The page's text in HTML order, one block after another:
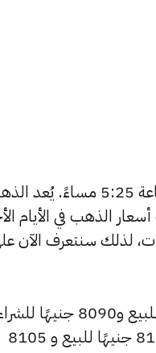
يبحث الكثيرون عن سعر الذهب اليوم في مصر بتاريخ الثلاثاء 14 أبريل الساعة 5:25
الذهب في الأيام
لذلك سنتعرف الآن
شهد سعر عيار 24 انخفاضًا بالسوق المصري الآن، حيث بلغ 8170 جنيهًا للبيع و8090
منخفضًا بمقدار 15 جنيهات عن التحديث السابق، حيث كان قد سجل 8185 جنيهًا للبيع و 8105